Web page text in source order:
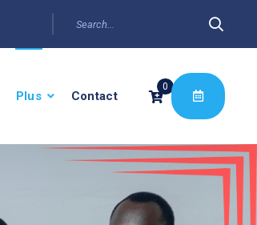
Plus Contact
0